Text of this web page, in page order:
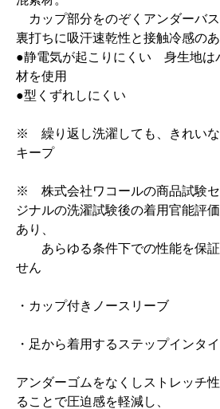
カップ部分をのぞくアンダーバ
裏打ちに吸汗速乾性と接触冷感の
●静電気が起こりにくい 身生地は
材を使用
●型くずれしにくい
※ 繰り返し洗濯しても、きれいな
キープ
※ 株式会社ワコールの商品試験セ
ジナルの洗濯試験後の着用官能評
あり、
あらゆる条件下での性能を保証
せん
・カップ付きノースリーブ
・足から着用するステップインタ
アンダーゴムをなくしストレッチ
ることで圧迫感を軽減し、